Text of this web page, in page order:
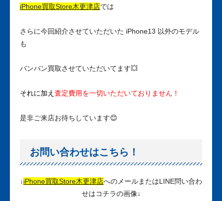
iPhone買取Store木更津店では
さらに今回紹介させていただいた iPhone13 以外のモデル
も
バンバン買取させていただいてます💥
それに加え 査定費用を一切いただいておりません！
是非ご来店お待ちしています😊
お問い合わせはこちら！
↓iPhone買取Store木更津店へのメールまたはLINE問い合わ
せはコチラの画像↓